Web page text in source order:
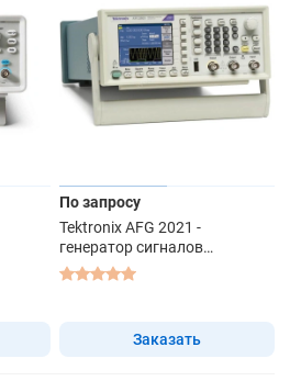
По запросу
Tektronix AFG 2021 -
генератор сигналов
специальной формы
Заказать